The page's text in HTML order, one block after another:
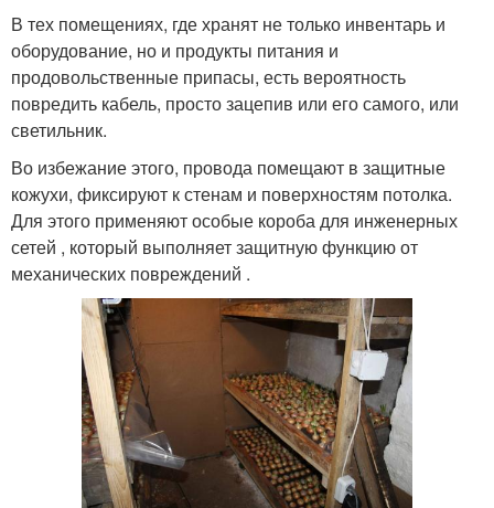
В тех помещениях, где хранят не только инвентарь и
оборудование, но и продукты питания и
продовольственные припасы, есть вероятность
повредить кабель, просто зацепив или его самого, или
светильник.
Во избежание этого, провода помещают в защитные
кожухи, фиксируют к стенам и поверхностям потолка.
Для этого применяют особые короба для инженерных
сетей , который выполняет защитную функцию от
механических повреждений .